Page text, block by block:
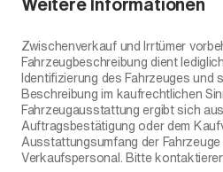
Zwischenverkauf und Irrtümer
Fahrzeugbeschreibung dient
Identifizierung des Fahrzeuges und
Beschreibung im kaufrechtlichen
Fahrzeugausstattung ergibt sich
Auftragsbestätigung oder dem
Ausstattungsumfang der
Verkaufspersonal. Bitte